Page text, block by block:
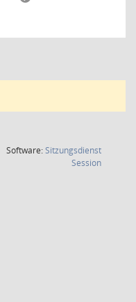
Software:Sitzungsdienst
Session(Wird in